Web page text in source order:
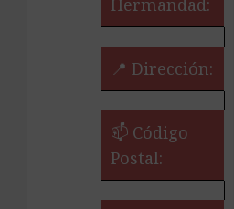
Hermandad:
📍 Dirección:
📫 Código
Postal: